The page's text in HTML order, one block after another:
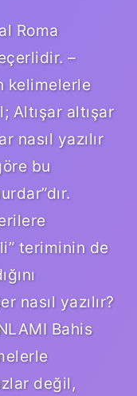
Roma
–
kelimelerle
Altışar altışar
nasıl yazılır
bu
teriminin de
nasıl yazılır?
Bahis
değil,